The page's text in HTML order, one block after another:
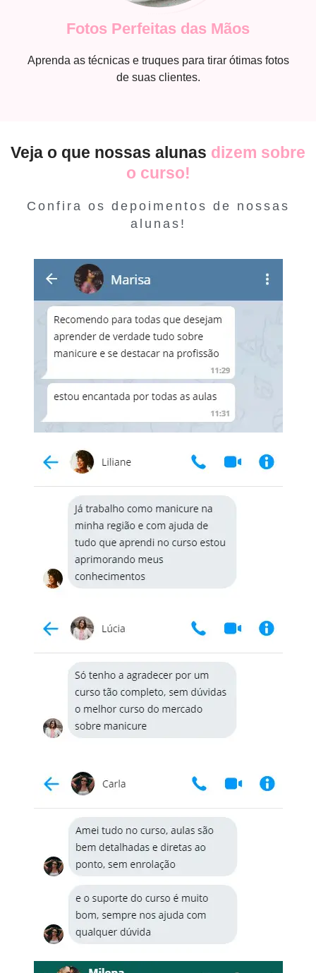
Fotos Perfeitas das Mãos
Aprenda as técnicas e truques para tirar ótimas fotos
de suas clientes.
Veja o que nossas alunas dizem sobre
o curso!
Confira os depoimentos de nossas
alunas!